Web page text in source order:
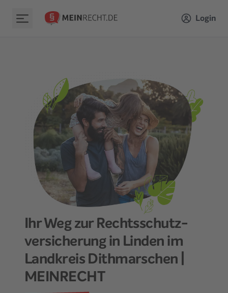
Login
Ihr Weg zur Rechtsschutz­
versicherungin Linden im
Landkreis Dithmarschen
MEINRECHT